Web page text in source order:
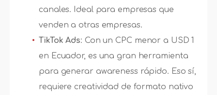
canales. Ideal para empresas que
venden a otras empresas.
TikTok Ads: Con un CPC menor a USD 1
en Ecuador, es una gran herramienta
para generar awareness rápido. Eso sí,
requiere creatividad de formato nativo